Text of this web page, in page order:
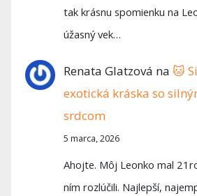
tak krásnu spomienku na
úžasný vek…
Renata Glatzová na🐱
exotická kráska so
srdcom
5 marca, 2026
Ahojte. Môj Leonko mal
ním rozlúčili. Najlepší,